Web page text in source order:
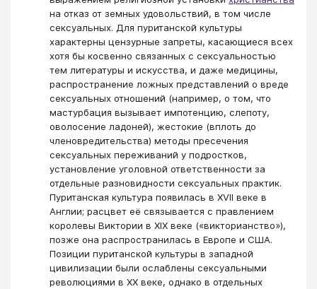
на отказ от земных удовольствий, в том числе
сексуальных. Для пуританской культуры
характерны цензурные запреты, касающиеся всех
хотя бы косвенно связанных с сексуальностью
тем литературы и искусства, и даже медицины,
распространение ложных представлений о вреде
сексуальных отношений (например, о том, что
мастурбация вызывает импотенцию, слепоту,
оволосение ладоней), жестокие (вплоть до
членовредительства) методы пресечения
сексуальных переживаний у подростков,
установление уголовной ответственности за
отдельные разновидности сексуальных практик.
Пуританская культура появилась в XVII веке в
Англии; расцвет её связывается с правлением
королевы Виктории в XIX веке («викторианство»),
позже она распространилась в Европе и США.
Позиции пуританской культуры в западной
цивилизации были ослаблены сексуальными
революциями в XX веке, однако в отдельных